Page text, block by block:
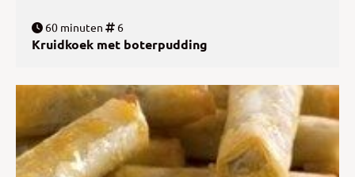
60 minuten 6
Kruidkoek met boterpudding